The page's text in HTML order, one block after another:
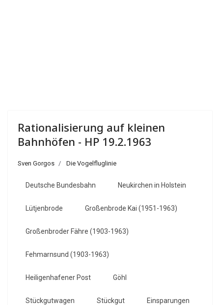
Rationalisierung auf kleinen
Bahnhöfen - HP 19.2.1963
Sven Gorgos Die Vogelfluglinie
Deutsche Bundesbahn Neukirchen in Holstein
Lütjenbrode Großenbrode Kai (1951-1963)
Großenbroder Fähre (1903-1963)
Fehmarnsund (1903-1963)
Heiligenhafener Post Göhl
Stückgutwagen Stückgut Einsparungen